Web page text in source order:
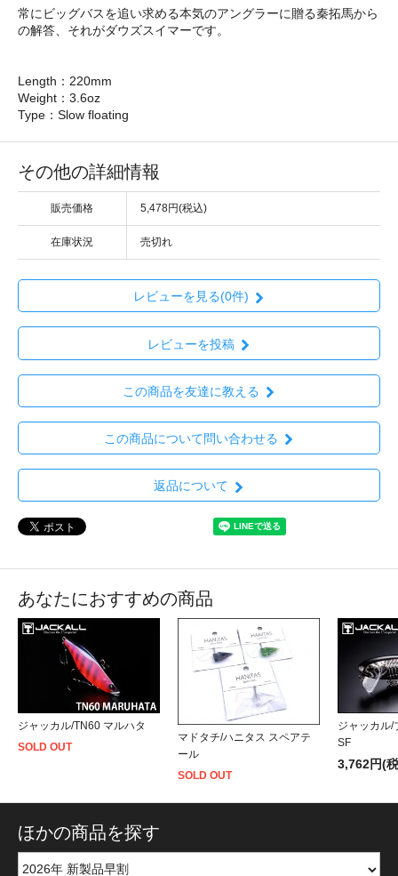
常にビッグバスを追い求める本気のアングラーに贈る秦拓馬から
の解答、それがダウズスイマーです。
Length：220mm
Weight：3.6oz
Type：Slow floating
その他の詳細情報
販売価格 5,478円(税込)
在庫状況 売切れ
レビューを見る(0件)
レビューを投稿
この商品を友達に教える
この商品について問い合わせる
返品について
あなたにおすすめの商品
ジャッカル/TN60 マルハタ
SOLD OUT
マドタチ/ハニタス スペアテ
ール
SOLD OUT
ジャッカル/
SF
3,762円(
ほかの商品を探す